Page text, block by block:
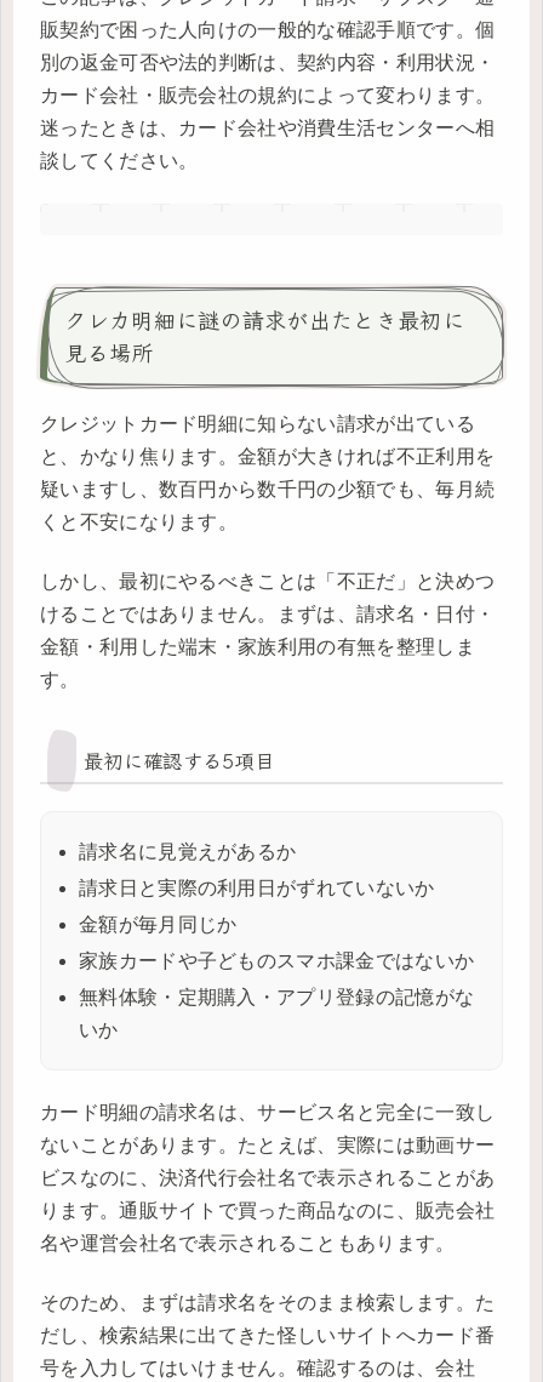
販契約で困った人向けの一般的な確認手順です。個
別の返金可否や法的判断は、契約内容・利用状況・
カード会社・販売会社の規約によって変わります。
迷ったときは、カード会社や消費生活センターへ相
談してください。
クレカ明細に謎の請求が出たとき最初に
見る場所
クレジットカード明細に知らない請求が出ている
と、かなり焦ります。金額が大きければ不正利用を
疑いますし、数百円から数千円の少額でも、毎月続
くと不安になります。
しかし、最初にやるべきことは「不正だ」と決めつ
けることではありません。まずは、請求名・日付・
金額・利用した端末・家族利用の有無を整理しま
す。
最初に確認する5項目
請求名に見覚えがあるか
請求日と実際の利用日がずれていないか
金額が毎月同じか
家族カードや子どものスマホ課金ではないか
無料体験・定期購入・アプリ登録の記憶がな
いか
カード明細の請求名は、サービス名と完全に一致し
ないことがあります。たとえば、実際には動画サー
ビスなのに、決済代行会社名で表示されることがあ
ります。通販サイトで買った商品なのに、販売会社
名や運営会社名で表示されることもあります。
そのため、まずは請求名をそのまま検索します。た
だし、検索結果に出てきた怪しいサイトへカード番
号を入力してはいけません。確認するのは、会社